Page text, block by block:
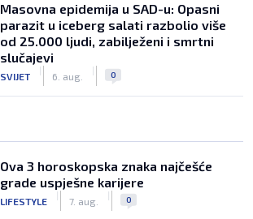
Masovna epidemija u SAD-u: Opasni
parazit u iceberg salati razbolio više
od 25.000 ljudi, zabilježeni i smrtni
slučajevi
SVIJET
|
6. aug.
| 0
Ova 3 horoskopska znaka najčešće
grade uspješne karijere
LIFESTYLE
|
7. aug.
| 0